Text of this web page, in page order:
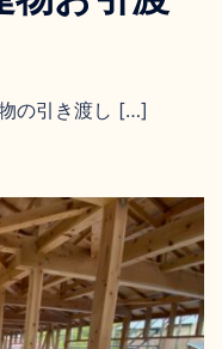
の引き渡し […]